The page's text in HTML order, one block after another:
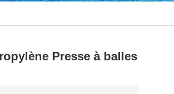
Presse à balles